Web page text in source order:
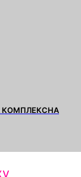
КОМПЛЕКСНА